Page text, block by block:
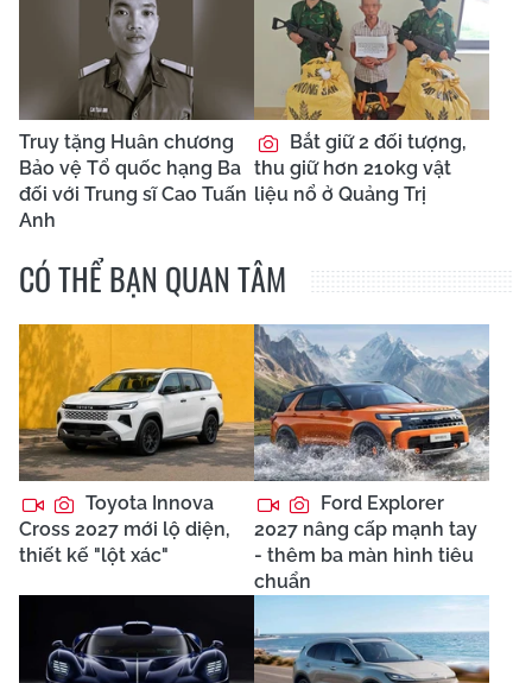
Truy tặng Huân chương
Bảo vệ Tổ quốc hạng Ba
đối với Trung sĩ Cao Tuấn
Anh
Bắt giữ 2 đối tượng,
thu giữ hơn 210kg vật
liệu nổ ở Quảng Trị
CÓ THỂ BẠN QUAN TÂM
Toyota Innova
Cross 2027 mới lộ diện,
thiết kế "lột xác"
Ford Explorer
2027 nâng cấp mạnh tay
- thêm ba màn hình tiêu
chuẩn